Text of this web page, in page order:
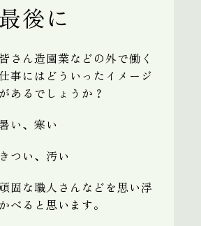
最後に
さん造園業などの外で働く
事にはどういったイメージ
があるでしょうか？
い、寒い
きつい、汚い
固な職人さんなどを思い浮
かべると思います。